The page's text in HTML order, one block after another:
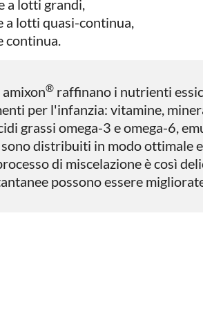
a lotti grandi,
a lotti quasi-continua,
continua.
® raffinano i nutrienti
per l'infanzia: vitamine,
grassi omega-3 e omega-6,
distribuiti in modo ottimale
di miscelazione è così
possono essere